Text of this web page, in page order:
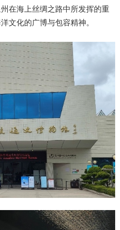
在海上丝绸之路中所发挥的重
文化的广博与包容精神。